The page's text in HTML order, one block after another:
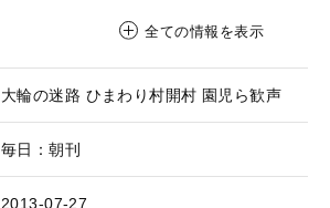
全ての情報を表示
大輪の迷路 ひまわり村開村 園児ら歓声
毎日：朝刊
2013-07-27